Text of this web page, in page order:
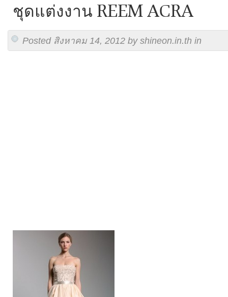
ชุดแต่งงาน REEM ACRA
Posted สิงหาคม 14, 2012 by shineon.in.th in